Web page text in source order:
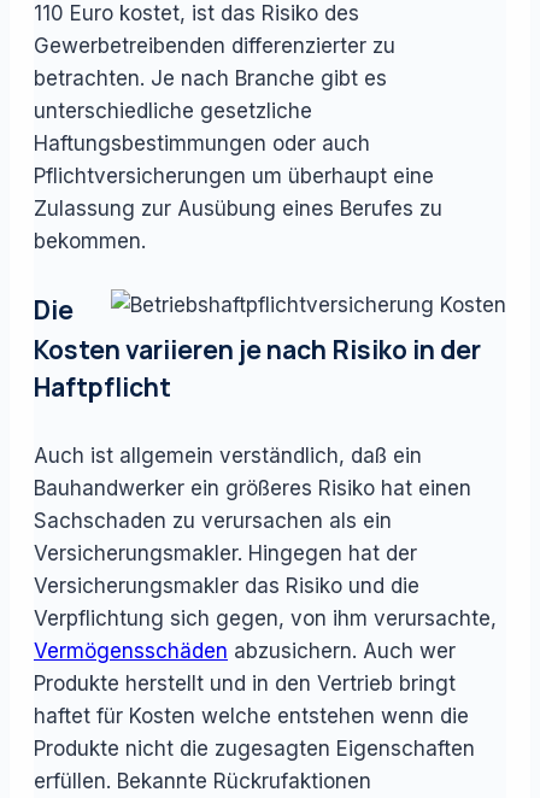
110 Euro kostet, ist das Risiko des
Gewerbetreibenden differenzierter zu
betrachten. Je nach Branche gibt es
unterschiedliche gesetzliche
Haftungsbestimmungen oder auch
Pflichtversicherungen um überhaupt eine
Zulassung zur Ausübung eines Berufes zu
bekommen.
Die
Kosten variieren je nach Risiko in der
Haftpflicht
Auch ist allgemein verständlich, daß ein
Bauhandwerker ein größeres Risiko hat einen
Sachschaden zu verursachen als ein
Versicherungsmakler. Hingegen hat der
Versicherungsmakler das Risiko und die
Verpflichtung sich gegen, von ihm verursachte,
Vermögensschäden abzusichern. Auch wer
Produkte herstellt und in den Vertrieb bringt
haftet für Kosten welche entstehen wenn die
Produkte nicht die zugesagten Eigenschaften
erfüllen. Bekannte Rückrufaktionen